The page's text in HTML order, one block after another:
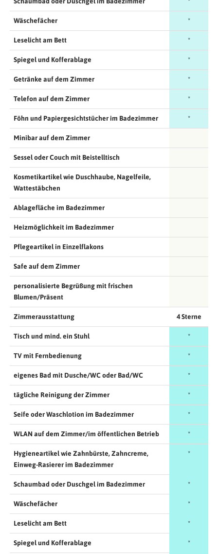
Wäschefächer *
Leselicht am Bett *
Spiegel und Kofferablage *
Getränke auf dem Zimmer *
Telefon auf dem Zimmer *
Föhn und Papiergesichtstücher im Badezimmer *
Minibar auf dem Zimmer
Sessel oder Couch mit Beistelltisch
Kosmetikartikel wie Duschhaube, Nagelfeile,
Wattestäbchen
Ablagefläche im Badezimmer
Heizmöglichkeit im Badezimmer
Pflegeartikel in Einzelflakons
Safe auf dem Zimmer
personalisierte Begrüßung mit frischen
Blumen/Präsent
Zimmerausstattung 4 Sterne
Tisch und mind. ein Stuhl *
TV mit Fernbedienung *
eigenes Bad mit Dusche/WC oder Bad/WC *
tägliche Reinigung der Zimmer *
Seife oder Waschlotion im Badezimmer *
WLAN auf dem Zimmer/im öffentlichen Betrieb *
Hygieneartikel wie Zahnbürste, Zahncreme,
Einweg-Rasierer im Badezimmer
*
Schaumbad oder Duschgel im Badezimmer *
Wäschefächer *
Leselicht am Bett *
Spiegel und Kofferablage *